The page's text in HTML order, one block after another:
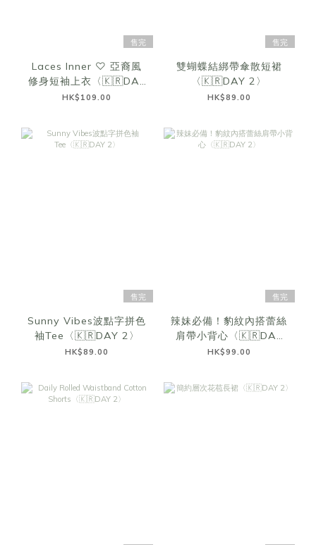
售完
Laces Inner ♡ 亞裔風
修身短袖上衣〈🇰🇷DAY
2〉
HK$109.00
售完
雙蝴蝶結綁帶傘散短裙
〈🇰🇷DAY 2〉
HK$89.00
售完
Sunny Vibes波點字拼色
袖Tee〈🇰🇷DAY 2〉
HK$89.00
售完
辣妹必備！豹紋內搭蕾絲
肩帶小背心〈🇰🇷DAY
2〉
HK$99.00